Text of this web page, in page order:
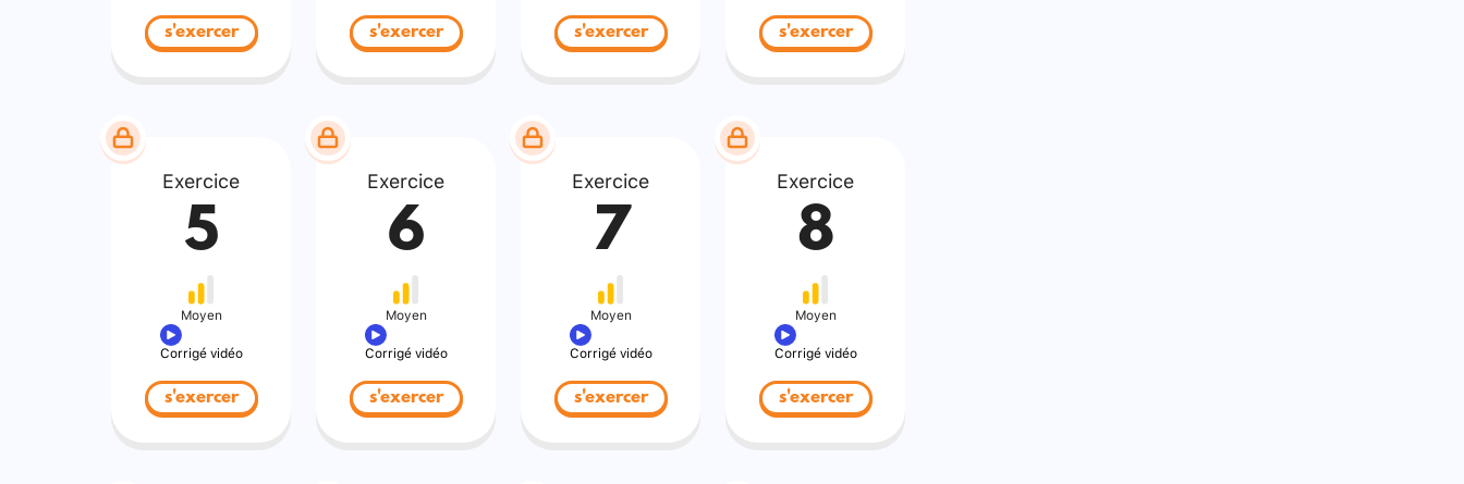
s'exercer s'exercer s'exercer s'exercer
Exercice
5
Moyen
Corrigé vidéo
s'exercer
Exercice
6
Moyen
Corrigé vidéo
s'exercer
Exercice
7
Moyen
Corrigé vidéo
s'exercer
Exercice
8
Moyen
Corrigé vidéo
s'exercer